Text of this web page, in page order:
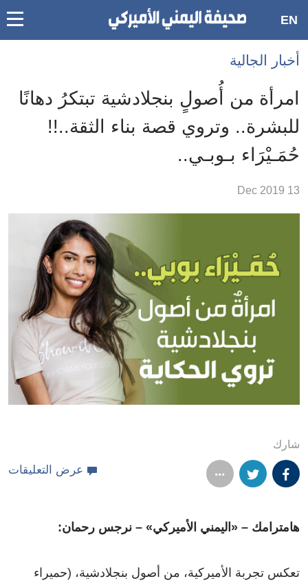
Accessibility
links
الرئيسي
الأقسام
Skip
to
EN
أخبار الجالية
امرأة من أُصولٍ بنجلادشية تبتكرُ دهانًا
للبشرة.. وتروي قصة بناء الثقة..!!
حُمَـيْرَاء بـوبـي..
13 Dec 2019
شارك
عرض التعليقات
هامترامك – «اليمني الأميركي» – نرجس رحمان:
تعكس تجربة الأميركية، من أصول بنجلادشية، (حميراء